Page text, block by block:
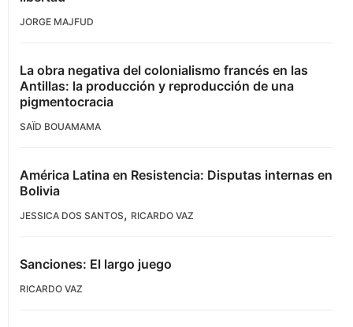
JORGE MAJFUD
La obra negativa del colonialismo francés en las
Antillas: la producción y reproducción de una
pigmentocracia
SAÏD BOUAMAMA
América Latina en Resistencia: Disputas internas en
Bolivia
JESSICA DOS SANTOS, RICARDO VAZ
Sanciones: El largo juego
RICARDO VAZ